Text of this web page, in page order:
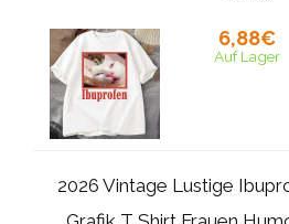
6,88€
Auf Lager
2026 Vintage Lustige